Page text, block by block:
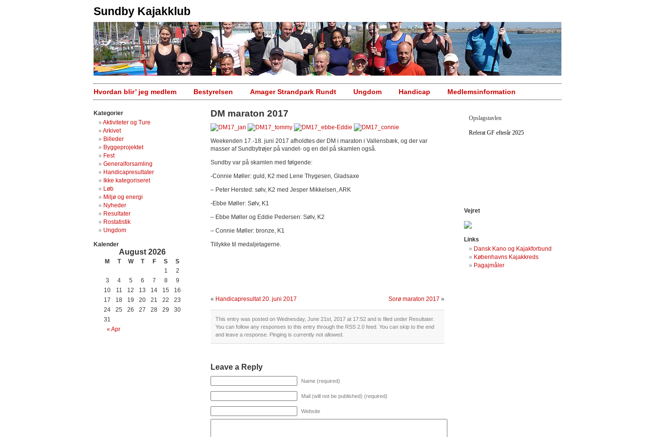
Sundby Kajakklub
Hvordan blir’ jeg medlem Bestyrelsen Amager Strandpark Rundt Ungdom Handicap Medlemsinformation
Kategorier
Aktiviteter og Ture
Arkivet
Billeder
Byggeprojektet
Fest
Generalforsamling
Handicapresultater
Ikke kategoriseret
Løb
Miljø og energi
Nyheder
Resultater
Rostatistik
Ungdom
Kalender
August 2026
M T W T F S S
« Apr
1
2
3
4 5 6 7 8
9
10
11 12 13 14 15
16
17
18 19 20 21 22
23
24
25 26 27 28 29
30
31
DM maraton 2017
Weekenden 17.-18. juni 2017 afholdtes der DM i maraton i Vallensbæk, og der var
masser af Sundbytrøjer på vandet- og en del på skamlen også.
Sundby var på skamlen med følgende:
-Connie Møller: guld, K2 med Lene Thygesen, Gladsaxe
– Peter Hersted: sølv, K2 med Jesper Mikkelsen, ARK
-Ebbe Møller: Sølv, K1
– Ebbe Møller og Eddie Pedersen: Sølv, K2
– Connie Møller: bronze, K1
Tillykke til medaljetagerne.
« Handicapresultat 20. juni 2017 Sorø maraton 2017 »
This entry was posted on Wednesday, June 21st, 2017 at 17:52 and is filed under Resultater.
You can follow any responses to this entry through the RSS 2.0 feed. You can skip to the end
and leave a response. Pinging is currently not allowed.
Leave a Reply
Name (required)
Mail (will not be published) (required)
Website
Opslagstavlen
Referat GF efterår 2025
Vejret
Links
Dansk Kano og Kajakforbund
Københavns Kajakkreds
Pagajmåler